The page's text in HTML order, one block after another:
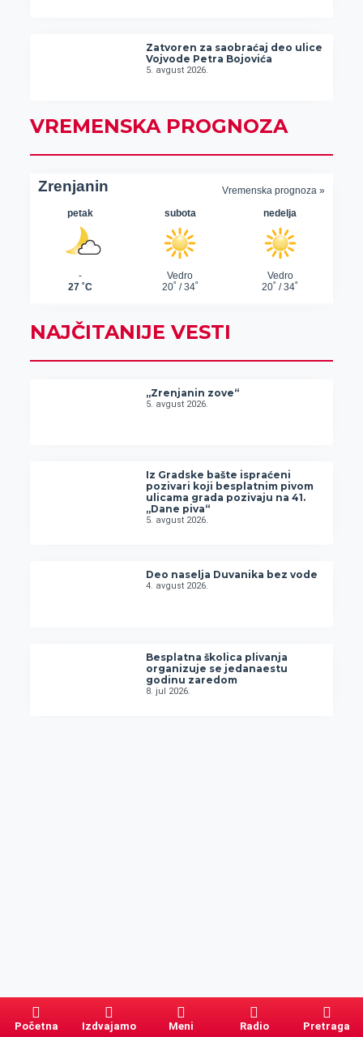
Zatvoren za saobraćaj deo ulice
Vojvode Petra Bojovića
5. avgust 2026.
VREMENSKA PROGNOZA
NAJČITANIJE VESTI
„Zrenjanin zove“
5. avgust 2026.
Iz Gradske bašte ispraćeni
pozivari koji besplatnim pivom
ulicama grada pozivaju na 41.
„Dane piva“
5. avgust 2026.
Deo naselja Duvanika bez vode
4. avgust 2026.
Besplatna školica plivanja
organizuje se jedanaestu
godinu zaredom
8. jul 2026.
Početna Izdvajamo Meni Radio Pretraga